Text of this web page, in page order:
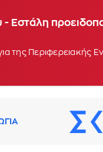
της Περιφερειακής